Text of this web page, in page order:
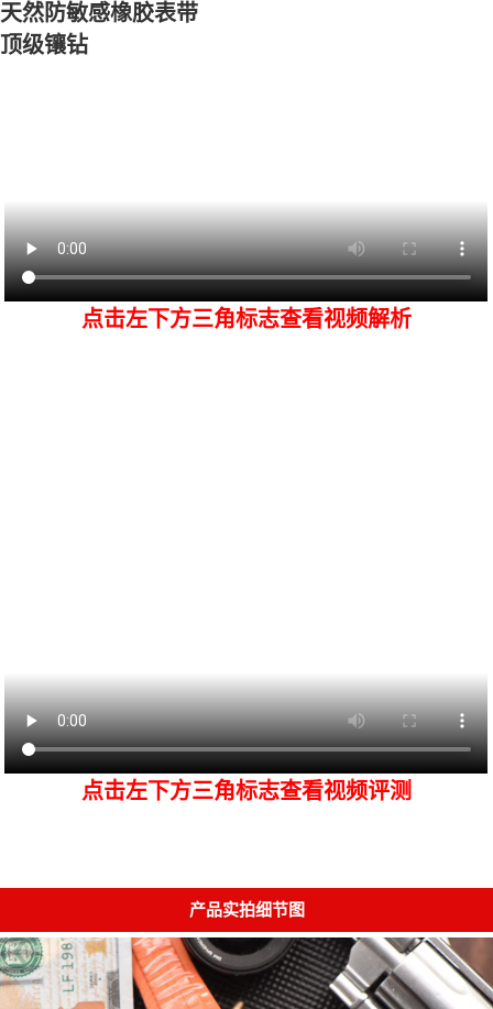
天然防敏感橡胶表带
顶级镶钻
点击左下方三角标志查看视频解析
点击左下方三角标志查看视频评测
产品实拍细节图